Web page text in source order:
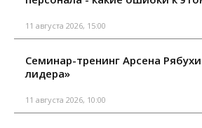
11 августа 2026, 15:00
Семинар-тренинг Арсена
лидера»
11 августа 2026, 10:00